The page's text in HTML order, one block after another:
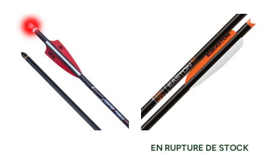
EN RUPTURE DE STOCK